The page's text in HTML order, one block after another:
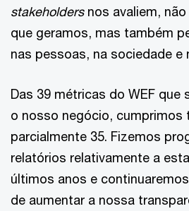
stakeholdersnos avaliem,
que geramos, mas também
nas pessoas, na sociedade e
Das 39 métricas do WEF que
o nosso negócio, cumprimos
parcialmente 35. Fizemos
relatórios relativamente a
últimos anos e
de aumentar a nossa